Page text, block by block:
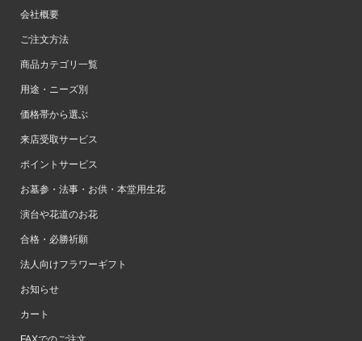
会社概要
ご注文方法
商品カテゴリ一覧
用途・ニーズ別
価格帯から選ぶ
来店受取サービス
ポイントサービス
お墓参・法事・お供・本堂用生花
演台や花道のお花
合格・必勝祈願
法人向けフラワーギフト
お知らせ
カート